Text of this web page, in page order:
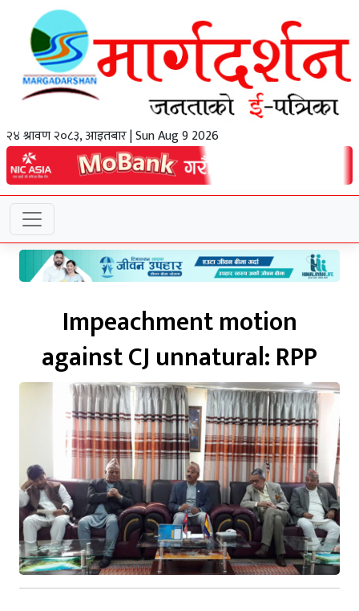
२४ श्रावण २०८३, आइतबार | Sun Aug 9 2026
Impeachment motion
against CJ unnatural: RPP